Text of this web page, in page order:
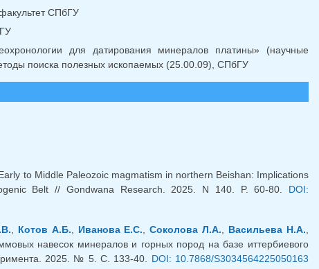
СПбГУ
для датирования минералов платины» (научные
поиска полезных ископаемых (25.00.09), СПбГУ
to Middle Paleozoic magmatism in northern Beishan: Implications
Belt // Gondwana Research. 2025. N 140. P. 60-80. DOI:
, Котов А.Б., Иванова Е.С.,Соколова Л.А., Васильева Н.А.,
навесок минералов и горных пород на базе иттербиевого
2025. № 5. С. 133-40. DOI: 10.7868/S3034564225050163